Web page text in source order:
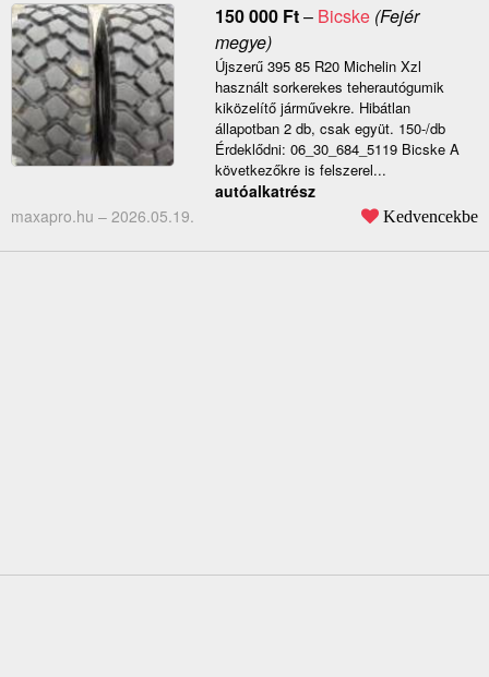
150 000 Ft– Bicske(Fejér
megye)
Újszerű 395 85 R20 Michelin Xzl
használt sorkerekes teherautógumik
kiközelítő járművekre. Hibátlan
állapotban 2 db, csak együt. 150-/db
Érdeklődni: 06_30_684_5119 Bicske A
következőkre is felszerel...
autóalkatrész
maxapro.hu – 2026.05.19. Kedvencekbe